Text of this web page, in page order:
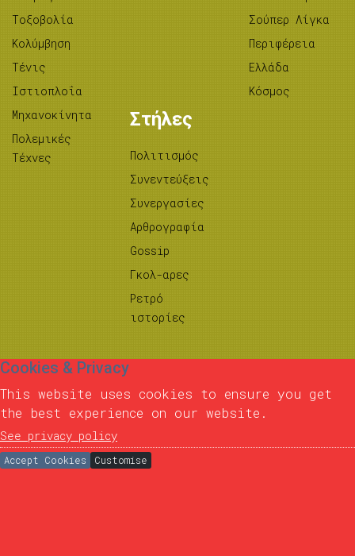
Tοξοβολία
Κολύμβηση
Τένις
Ιστιοπλοΐα
Μηχανοκίνητα
Πολεμικές
Τέχνες
Σούπερ Λίγκα
Περιφέρεια
Ελλάδα
Κόσμος
Στήλες
Πολιτισμός
Συνεντεύξεις
Συνεργασίες
Αρθρογραφία
Gossip
Γκολ-αρες
Ρετρό
ιστορίες
Cookies & Privacy
This website uses cookies to ensure you get
the best experience on our website.
See privacy policy
Accept Cookies Customise